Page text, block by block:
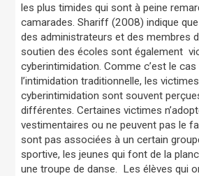
les plus timides qui sont à peine
camarades. Shariff (2008) indique
des administrateurs et des membres
soutien des écoles sont également
cyberintimidation. Comme c’est le
l’intimidation traditionnelle, les
cyberintimidation sont souvent
différentes. Certaines victimes
vestimentaires ou ne peuvent pas le
sont pas associées à un certain
sportive, les jeunes qui font de la
une troupe de danse. Les élèves qui